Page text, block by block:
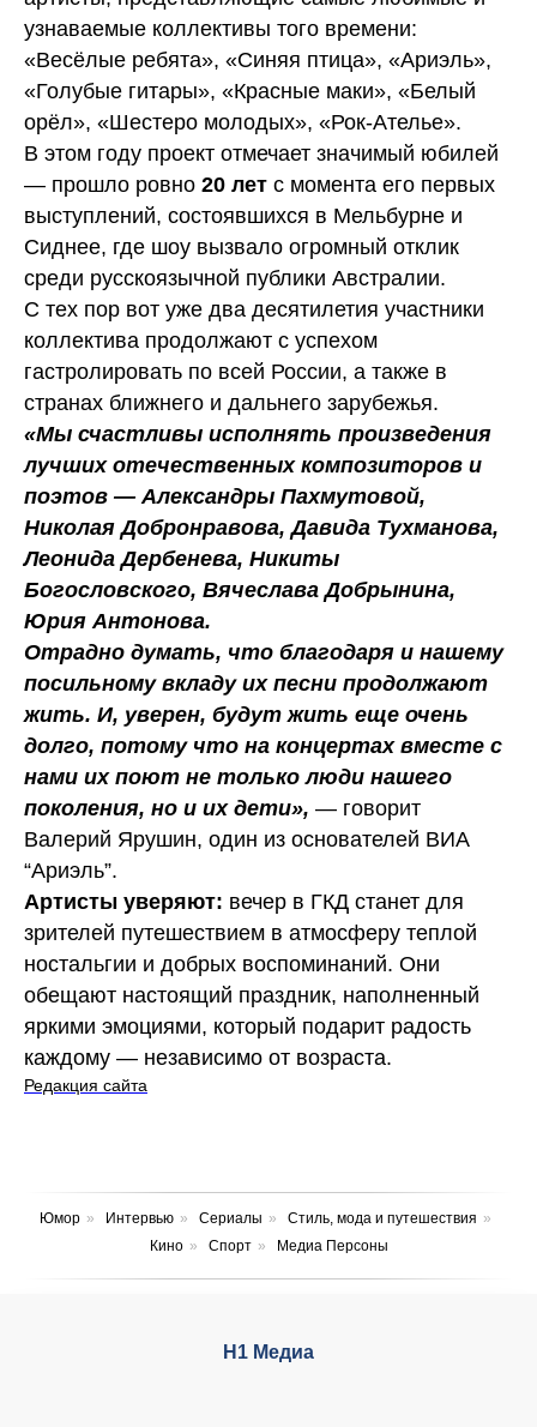
узнаваемые коллективы того времени:
«Весёлые ребята», «Синяя птица», «Ариэль»,
«Голубые гитары», «Красные маки», «Белый
орёл», «Шестеро молодых», «Рок-Ателье».
В этом году проект отмечает значимый юбилей
— прошло ровно 20 лет с момента его первых
выступлений, состоявшихся в Мельбурне и
Сиднее, где шоу вызвало огромный отклик
среди русскоязычной публики Австралии.
С тех пор вот уже два десятилетия участники
коллектива продолжают с успехом
гастролировать по всей России, а также в
странах ближнего и дальнего зарубежья.
«Мы счастливы исполнять произведения
лучших отечественных композиторов и
поэтов — Александры Пахмутовой,
Николая Добронравова, Давида Тухманова,
Леонида Дербенева, Никиты
Богословского, Вячеслава Добрынина,
Юрия Антонова.
Отрадно думать, что благодаря и нашему
посильному вкладу их песни продолжают
жить. И, уверен, будут жить еще очень
долго, потому что на концертах вместе с
нами их поют не только люди нашего
поколения, но и их дети», — говорит
Валерий Ярушин, один из основателей ВИА
“Ариэль”.
Артисты уверяют: вечер в ГКД станет для
зрителей путешествием в атмосферу теплой
ностальгии и добрых воспоминаний. Они
обещают настоящий праздник, наполненный
яркими эмоциями, который подарит радость
каждому — независимо от возраста.
Редакция сайта
Юмор » Интервью » Сериалы » Стиль, мода и путешествия »
Кино » Спорт » Медиа Персоны
Н1 Медиа